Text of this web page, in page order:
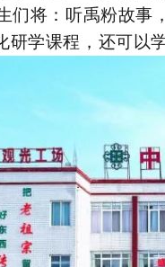
们将：听禹粉故事
学课程，还可以